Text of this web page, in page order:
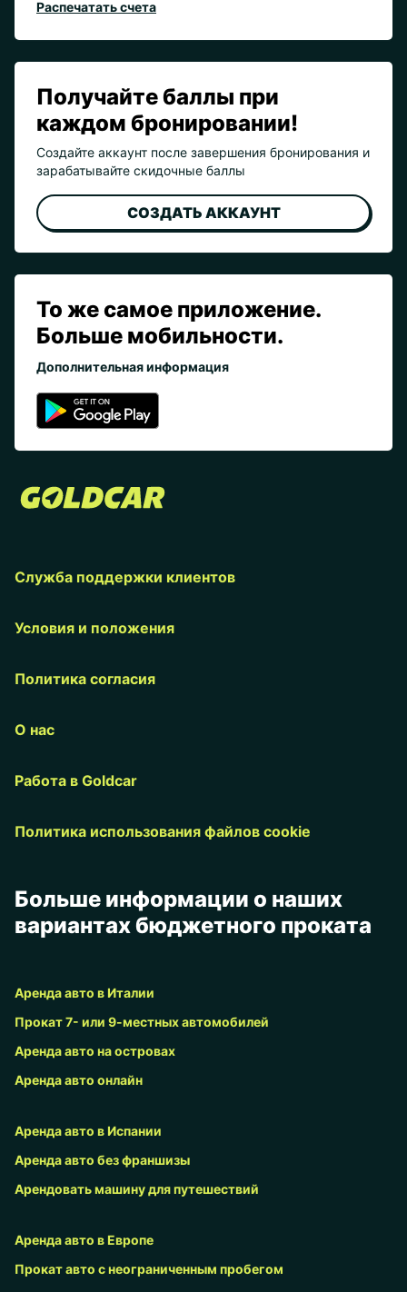
Распечатать счета
Получайте баллы при
каждом бронировании!
Создайте аккаунт после завершения бронирования и
зарабатывайте скидочные баллы
СОЗДАТЬ АККАУНТ
То же самое приложение.
Больше мобильности.
Дополнительная информация
Служба поддержки клиентов
Условия и положения
Политика согласия
О нас
Работа в Goldcar
Политика использования файлов cookie
Больше информации о наших
вариантах бюджетного проката
Аренда авто в Италии
Прокат 7- или 9-местных автомобилей
Аренда авто на островах
Аренда авто онлайн
Аренда авто в Испании
Аренда авто без франшизы
Арендовать машину для путешествий
Аренда авто в Европе
Прокат авто с неограниченным пробегом